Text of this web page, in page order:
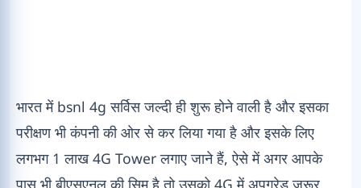
भारत में bsnl 4g सर्विस जल्दी ही शुरू होने वाली है और इसका
परीक्षण भी कंपनी की ओर से कर लिया गया है और इसके लिए
लगभग 1 लाख 4G Tower लगाए जाने हैं, ऐसे में अगर आपके
पास भी बीएसएनल की सिम है तो उसको 4G में अपग्रेड जरूर